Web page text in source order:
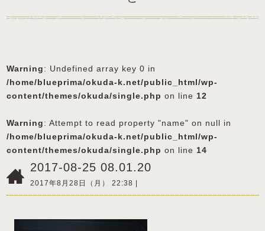
Warning: Undefined array key 0 in
/home/blueprima/okuda-k.net/public_html/wp-
content/themes/okuda/single.php on line 12
Warning: Attempt to read property "name" on null in
/home/blueprima/okuda-k.net/public_html/wp-
content/themes/okuda/single.php on line 14
2017-08-25 08.01.20
2017年8月28日（月） 22:38 |